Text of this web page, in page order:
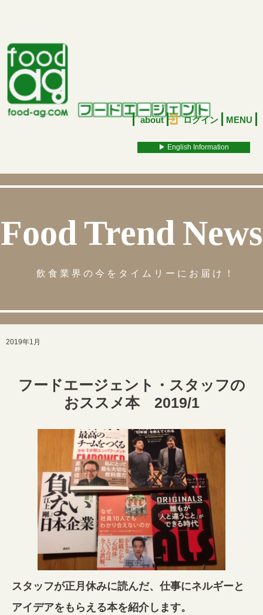
about ログイン MENU
▶︎ English Information
Food Trend News
飲食業界の今をタイムリーにお届け！
2019年1月
フードエージェント・スタッフの
おススメ本 2019/1
スタッフが正月休みに読んだ、仕事にネルギーと
アイデアをもらえる本を紹介します。